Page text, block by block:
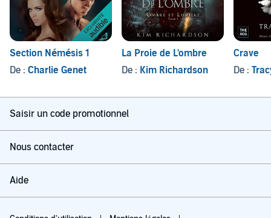
Section Némésis 1
De : Charlie Genet
La Proie de L'ombre
De : Kim Richardson
Crave
De :
Saisir un code promotionnel
Nous contacter
Aide